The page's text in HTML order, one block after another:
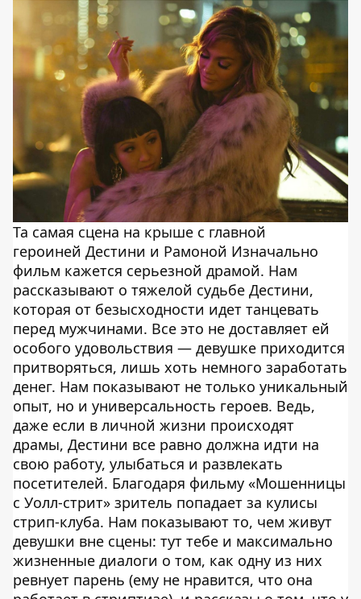
Та самая сцена на крыше с главной
героиней Дестини и Рамоной Изначально
фильм кажется серьезной драмой. Нам
рассказывают о тяжелой судьбе Дестини,
которая от безысходности идет танцевать
перед мужчинами. Все это не доставляет ей
особого удовольствия — девушке приходится
притворяться, лишь хоть немного заработать
денег. Нам показывают не только уникальный
опыт, но и универсальность героев. Ведь,
даже если в личной жизни происходят
драмы, Дестини все равно должна идти на
свою работу, улыбаться и развлекать
посетителей. Благодаря фильму «Мошенницы
с Уолл-стрит» зритель попадает за кулисы
стрип-клуба. Нам показывают то, чем живут
девушки вне сцены: тут тебе и максимально
жизненные диалоги о том, как одну из них
ревнует парень (ему не нравится, что она